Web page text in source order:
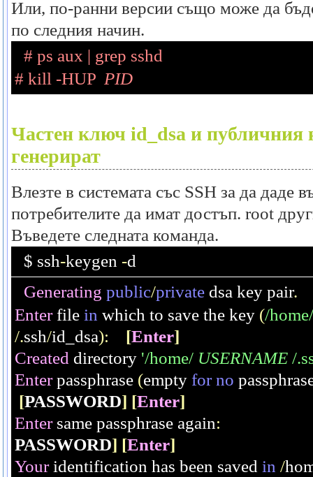
Или, по-ранни версии също може да
по следния начин.
# ps aux | grep sshd
# kill -HUP PID
Частен ключ id_dsa и
генерират
Влезте в системата със SSH за да даде
потребителите да имат достъп. root
Въведете следната команда.
$ ssh-keygen -d
Generating public/private dsa key pair.
Enter file in which to save the key (/home/
/.ssh/id_dsa): [Enter]
Created directory '/home/ USERNAME /
Enter passphrase (empty for no
[PASSWORD] [Enter]
Enter same passphrase again:
PASSWORD] [Enter]
Your identification has been saved in /